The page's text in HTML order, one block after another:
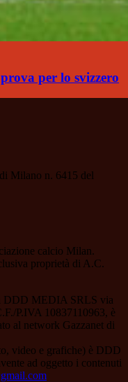
per lo svizzero
Milano n. 6415 del
calcio Milan.
proprietà di A.C.
DDD MEDIA SRLS via
P.IVA 10837110963, è
al network Gazzanet di
video e grafiche) è DDD
ad oggetto i contenuti